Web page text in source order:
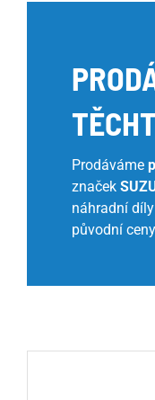
Prodáváme
značek
náhradní
původní